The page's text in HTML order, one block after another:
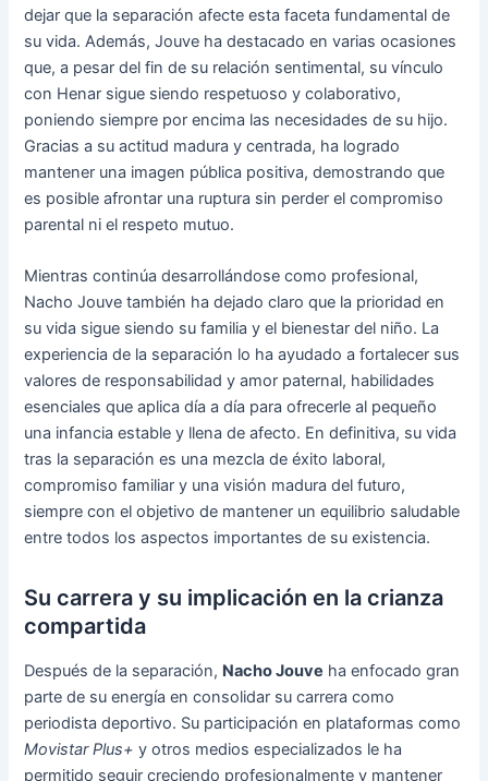
dejar que la separación afecte esta faceta fundamental de
su vida. Además, Jouve ha destacado en varias ocasiones
que, a pesar del fin de su relación sentimental, su vínculo
con Henar sigue siendo respetuoso y colaborativo,
poniendo siempre por encima las necesidades de su hijo.
Gracias a su actitud madura y centrada, ha logrado
mantener una imagen pública positiva, demostrando que
es posible afrontar una ruptura sin perder el compromiso
parental ni el respeto mutuo.
Mientras continúa desarrollándose como profesional,
Nacho Jouve también ha dejado claro que la prioridad en
su vida sigue siendo su familia y el bienestar del niño. La
experiencia de la separación lo ha ayudado a fortalecer sus
valores de responsabilidad y amor paternal, habilidades
esenciales que aplica día a día para ofrecerle al pequeño
una infancia estable y llena de afecto. En definitiva, su vida
tras la separación es una mezcla de éxito laboral,
compromiso familiar y una visión madura del futuro,
siempre con el objetivo de mantener un equilibrio saludable
entre todos los aspectos importantes de su existencia.
Su carrera y su implicación en la crianza
compartida
Después de la separación, Nacho Jouve ha enfocado gran
parte de su energía en consolidar su carrera como
periodista deportivo. Su participación en plataformas como
Movistar Plus+ y otros medios especializados le ha
permitido seguir creciendo profesionalmente y mantener